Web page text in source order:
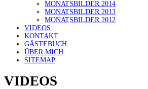
MONATSBILDER 2014
MONATSBILDER 2013
MONATSBILDER 2012
VIDEOS
KONTAKT
GÄSTEBUCH
ÜBER MICH
SITEMAP
VIDEOS